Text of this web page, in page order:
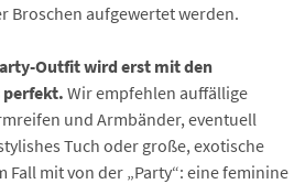
Broschen aufgewertet werden.
Outfit wird erst mit den
perfekt. Wir empfehlen auffällige
und Armbänder, eventuell
Tuch oder große, exotische
Fall mit von der „Party“: eine feminine